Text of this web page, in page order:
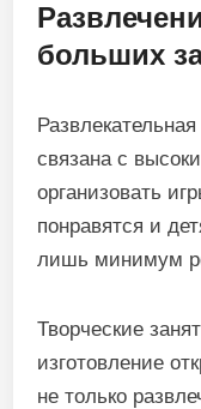
больших
связана с
организовать
понравятся и
лишь минимум
Творческие
изготовление
не только